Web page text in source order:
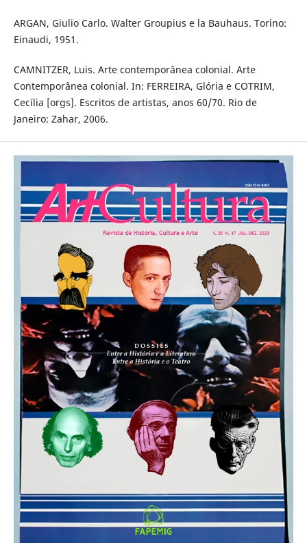
ARGAN, Giulio Carlo. Walter Groupius e la Bauhaus. Torino:
Einaudi, 1951.
CAMNITZER, Luis. Arte contemporânea colonial. Arte
Contemporânea colonial. In: FERREIRA, Glória e COTRIM,
Cecília [orgs]. Escritos de artistas, anos 60/70. Rio de
Janeiro: Zahar, 2006.